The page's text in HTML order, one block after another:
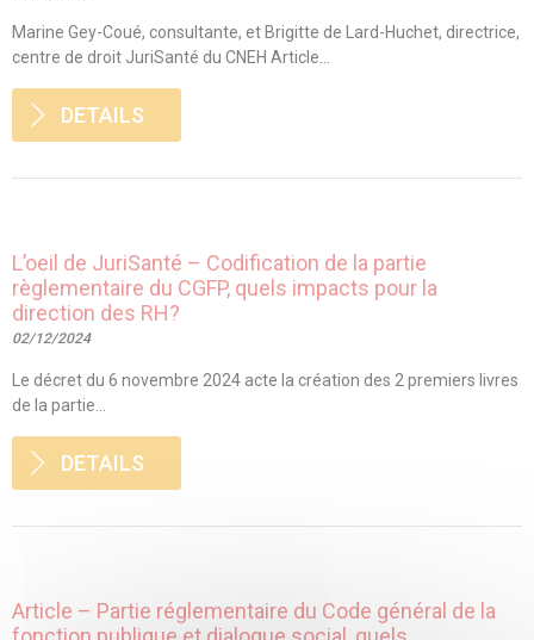
Marine Gey-Coué, consultante, et Brigitte de Lard-Huchet, directrice,
centre de droit JuriSanté du CNEH Article...
DETAILS
L’oeil de JuriSanté – Codification de la partie
règlementaire du CGFP, quels impacts pour la
direction des RH?
02/12/2024
Le décret du 6 novembre 2024 acte la création des 2 premiers livres
de la partie...
DETAILS
Article – Partie réglementaire du Code général de la